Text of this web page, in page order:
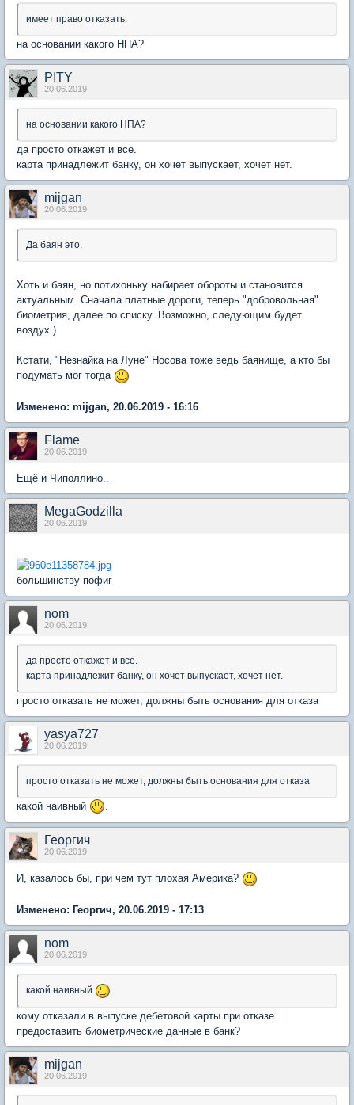
имеет право отказать.
на основании какого НПА?
PITY
20.06.2019
на основании какого НПА?
да просто откажет и все.
карта принадлежит банку, он хочет выпускает, хочет нет.
mijgan
20.06.2019
Да баян это.
Хоть и баян, но потихоньку набирает обороты и становится
актуальным. Сначала платные дороги, теперь "добровольная"
биометрия, далее по списку. Возможно, следующим будет
воздух )
Кстати, "Незнайка на Луне" Носова тоже ведь баянище, а кто бы
подумать мог тогда
Изменено: mijgan, 20.06.2019 - 16:16
Flame
20.06.2019
Ещё и Чиполлино..
MegaGodzilla
20.06.2019
большинству пофиг
nom
20.06.2019
да просто откажет и все.
карта принадлежит банку, он хочет выпускает, хочет нет.
просто отказать не может, должны быть основания для отказа
yasya727
20.06.2019
просто отказать не может, должны быть основания для отказа
какой наивный
Георгич
20.06.2019
И, казалось бы, при чем тут плохая Америка?
Изменено: Георгич, 20.06.2019 - 17:13
nom
20.06.2019
какой наивный .
кому отказали в выпуске дебетовой карты при отказе
предоставить биометрические данные в банк?
mijgan
20.06.2019